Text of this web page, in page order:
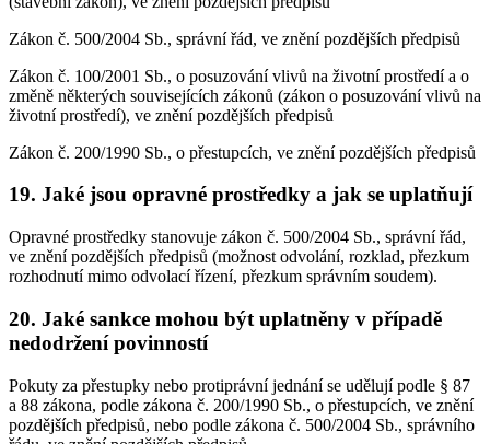
Zákon č. 500/2004 Sb., správní řád, ve znění pozdějších předpisů
Zákon č. 100/2001 Sb., o posuzování vlivů na životní prostředí a o
změně některých souvisejících zákonů (zákon o posuzování vlivů na
životní prostředí), ve znění pozdějších předpisů
Zákon č. 200/1990 Sb., o přestupcích, ve znění pozdějších předpisů
19. Jaké jsou opravné prostředky a jak se uplatňují
Opravné prostředky stanovuje zákon č. 500/2004 Sb., správní řád,
ve znění pozdějších předpisů (možnost odvolání, rozklad, přezkum
rozhodnutí mimo odvolací řízení, přezkum správním soudem).
20. Jaké sankce mohou být uplatněny v případě
nedodržení povinností
Pokuty za přestupky nebo protiprávní jednání se udělují podle § 87
a 88 zákona, podle zákona č. 200/1990 Sb., o přestupcích, ve znění
pozdějších předpisů, nebo podle zákona č. 500/2004 Sb., správního